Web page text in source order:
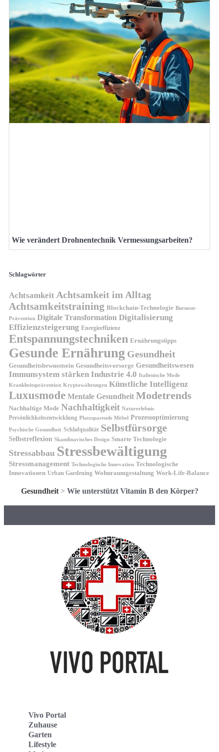
Wie verändert Drohnentechnik Vermessungsarbeiten?
Schlagwörter
Achtsamkeit Achtsamkeit im Alltag
Achtsamkeitstraining Blockchain-Technologie Burnout-
Prävention Digitale Transformation Digitalisierung
Effizienzsteigerung Energieeffizienz
Entspannungstechniken Ernährungstipps
Gesunde Ernährung Gesundheit
Gesundheitsbewusstsein Gesundheitsvorsorge Gesundheitswesen
Immunsystem stärken Industrie 4.0 Italienische Mode
Krankheitsprävention Kryptowährungen Künstliche Intelligenz
Luxusmode Mentale Gesundheit Modetrends
Nachhaltige Mode Nachhaltigkeit Naturerlebnis
Persönlichkeitsentwicklung Platzsparende Möbel Prozessoptimierung
Psychische Gesundheit Schlafqualität Selbstfürsorge
Selbstreflexion Skandinavisches Design Smarte Technologie
Stressabbau Stressbewältigung
Stressmanagement Technologische Innovation Technologische
Innovationen Urban Gardening Wohnraumgestaltung Work-Life-Balance
Gesundheit> Wie unterstützt Vitamin B den Körper?
Vivo Portal
Zuhause
Garten
Lifestyle